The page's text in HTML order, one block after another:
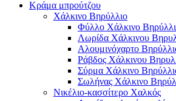
Κράμα μπρούτζου
Χάλκινο Βηρύλλιο
Φύλλο Χάλκινο
Λωρίδα Χάλκινου
Αλουμινόχαρτο
Ράβδος Χάλκινου
Σύρμα Χάλκινο
Σωλήνας Χάλκινο
Νικέλιο-κασσίτερο Χαλκός